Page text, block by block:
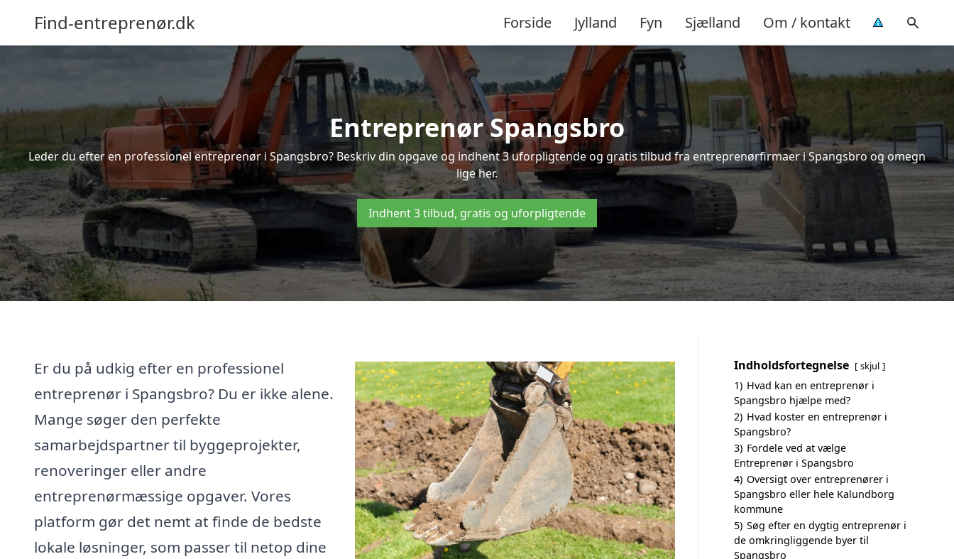
Find-entreprenør.dk Forside Jylland Fyn Sjælland Om / kontakt
Entreprenør Spangsbro
Leder du efter en professionel entreprenør i Spangsbro? Beskriv din opgave og indhent 3 uforpligtende og gratis tilbud fra entreprenørfirmaer i Spangsbro og omegn
lige her.
Indhent 3 tilbud, gratis og uforpligtende
Er du på udkig efter en professionel
entreprenør i Spangsbro? Du er ikke alene.
Mange søger den perfekte
samarbejdspartner til byggeprojekter,
renoveringer eller andre
entreprenørmæssige opgaver. Vores
platform gør det nemt at finde de bedste
lokale løsninger, som passer til netop dine
Indholdsfortegnelse skjul
1) Hvad kan en entreprenør i
Spangsbro hjælpe med?
2) Hvad koster en entreprenør i
Spangsbro?
3) Fordele ved at vælge
Entreprenør i Spangsbro
4) Oversigt over entreprenører i
Spangsbro eller hele Kalundborg
kommune
5) Søg efter en dygtig entreprenør i
de omkringliggende byer til
Spangsbro